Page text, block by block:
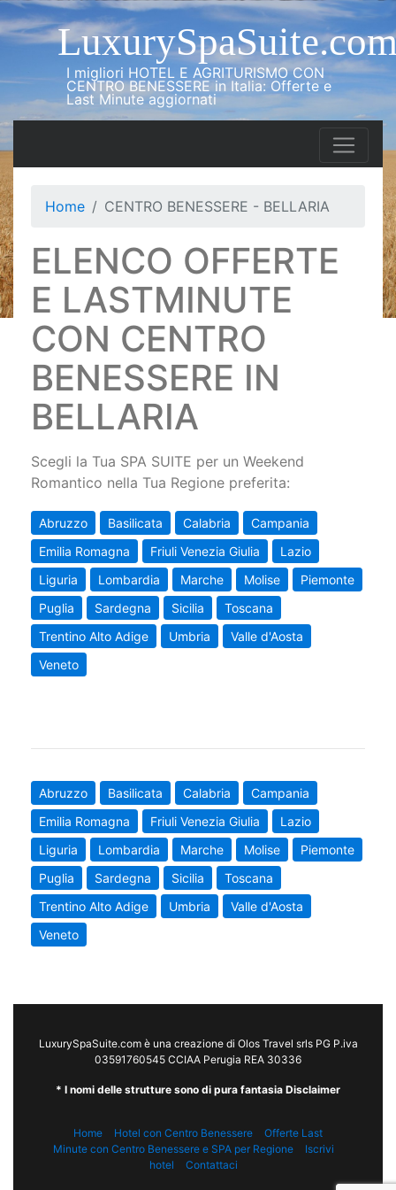
I migliori HOTEL E AGRITURISMO CON
CENTRO BENESSERE in Italia: Offerte e
Last Minute aggiornati
Home CENTRO BENESSERE - BELLARIA
ELENCO OFFERTE
E LASTMINUTE
CON CENTRO
BENESSERE IN
BELLARIA
Scegli la Tua SPA SUITE per un Weekend
Romantico nella Tua Regione preferita:
Abruzzo Basilicata Calabria
Campania
Emilia Romagna
Friuli Venezia Giulia
Lazio
Liguria
Lombardia Marche Molise
Piemonte
Puglia
Sardegna Sicilia
Toscana
Trentino Alto Adige
Umbria
Valle d'Aosta
Veneto
Abruzzo Basilicata Calabria
Campania
Emilia Romagna
Friuli Venezia Giulia
Lazio
Liguria
Lombardia Marche Molise
Piemonte
Puglia
Sardegna Sicilia
Toscana
Trentino Alto Adige
Umbria
Valle d'Aosta
Veneto
LuxurySpaSuite.com è una creazione di Olos Travel srls PG P.iva
03591760545 CCIAA Perugia REA 30336
* I nomi delle strutture sono di pura fantasia Disclaimer
Home Hotel con Centro Benessere
Offerte Last
Minute con Centro Benessere e SPA per Regione
Iscrivi
hotel
Contattaci